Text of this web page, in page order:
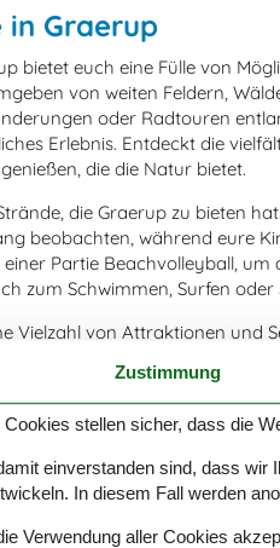
in Graerup
bietet euch eine Fülle von
von weiten Feldern,
oder Radtouren
Erlebnis. Entdeckt die
die die Natur bietet.
die Graerup zu bieten
beobachten, während eure
Partie Beachvolleyball,
zum Schwimmen, Surfen oder
Vielzahl von Attraktionen und
Westjütland, mit dem
zum Leuchtturm
auf die Nordsee genießen
ein Tag im LEGOLAND
Von aufregenden
es hier für jeden etwas zu
Zustimmung
Cookies stellen sicher, dass die
einverstanden sind, dass wir
In diesem Fall werden
Verwendung aller Cookies